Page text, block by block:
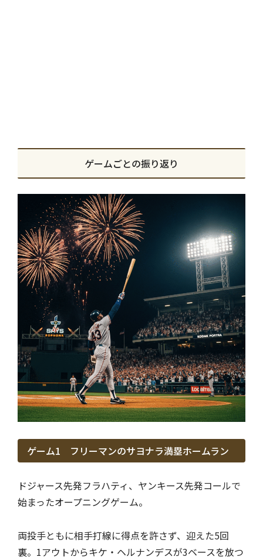
ゲームごとの振り返り
ゲーム1 フリーマンのサヨナラ満塁ホームラン
ドジャース先発フラハティ、ヤンキース先発コールで
始まったオープニングゲーム。
両投手ともに相手打線に得点を許さず、迎えた5回
裏。1アウトからキケ・ヘルナンデスが3ベースを放つ